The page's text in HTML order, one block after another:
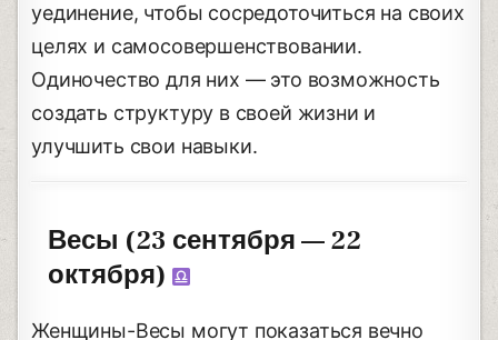
уединение, чтобы сосредоточиться на своих
целях и самосовершенствовании.
Одиночество для них — это возможность
создать структуру в своей жизни и
улучшить свои навыки.
Весы (23 сентября — 22
октября)
Женщины-Весы могут показаться вечно